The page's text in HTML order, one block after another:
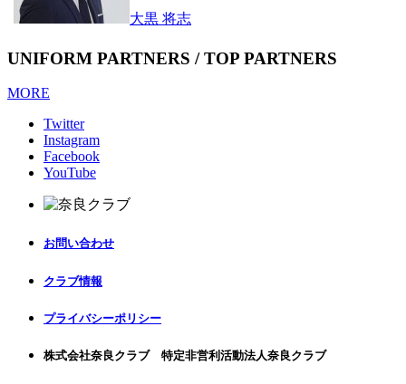
大黒 将志
UNIFORM PARTNERS / TOP PARTNERS
MORE
Twitter
Instagram
Facebook
YouTube
お問い合わせ
クラブ情報
プライバシーポリシー
株式会社奈良クラブ 特定非営利活動法人奈良クラブ